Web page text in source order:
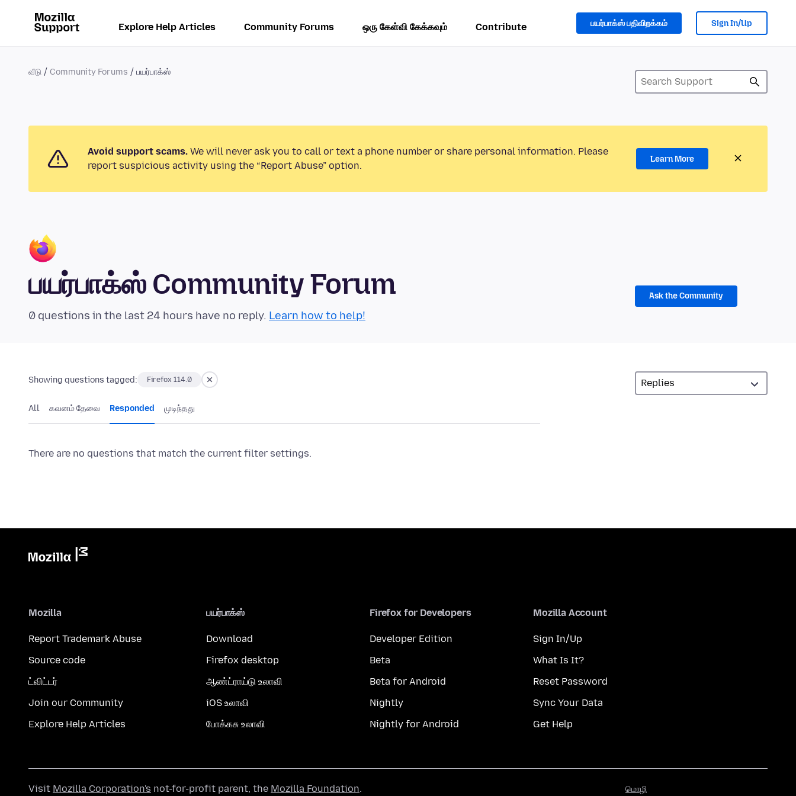
Explore Help Articles Community Forums ஒரு கேள்வி கேக்கவும் Contribute பயர்பாக்ஸ் பதிவிறக்கம் Sign In/Up
வீடு Community Forums பயர்பாக்ஸ்
Avoid support scams. We will never ask you to call or text a phone number or share personal information. Please
report suspicious activity using the “Report Abuse” option.
Learn More
பயர்பாக்ஸ் Community Forum
0 questions in the last 24 hours have no reply. Learn how to help!
Ask the Community
Showing questions tagged: Firefox 114.0
All கவனம் தேவை Responded முடிந்தது
There are no questions that match the current filter settings.
Mozilla
Report Trademark Abuse
Source code
ட்விட்டர்
Join our Community
Explore Help Articles
பயர்பாக்ஸ்
Download
Firefox desktop
ஆண்ட்ராய்டு உலாவி
iOS உலாவி
போக்கசு உலாவி
Firefox for Developers
Developer Edition
Beta
Beta for Android
Nightly
Nightly for Android
Mozilla Account
Sign In/Up
What Is It?
Reset Password
Sync Your Data
Get Help
மொழி
Visit Mozilla Corporation's not-for-profit parent, the Mozilla Foundation.